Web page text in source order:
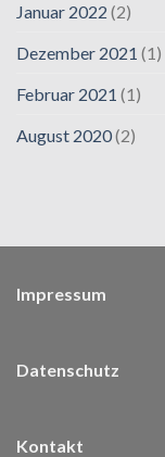
Januar 2022 (2)
Dezember 2021 (1)
Februar 2021 (1)
August 2020(2)
Impressum
Datenschutz
Kontakt